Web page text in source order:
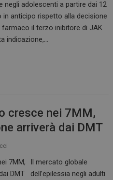
negli adolescenti a partire dai 12
in anticipo rispetto alla decisione
farmaco il terzo inibitore di JAK
indicazione,…
cresce nei 7MM,
arriverà dai DMT
Il mercato globale
dell’epilessia negli adulti